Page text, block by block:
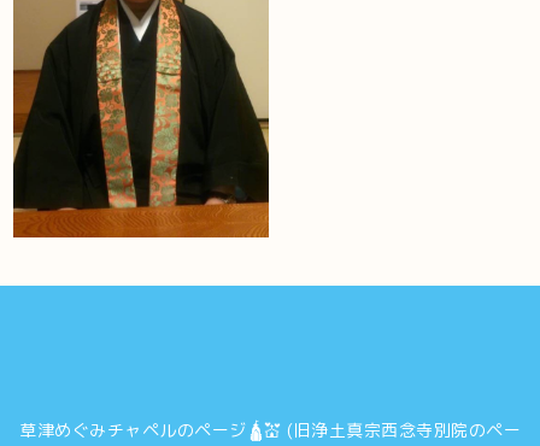
草津めぐみチャペルのページ🛕💒 (旧浄土真宗西念寺別院のペー